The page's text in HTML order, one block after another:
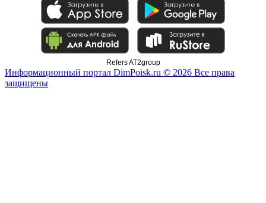
Refers AT2group
Информационный портал DimPoisk.ru © 2026 Все права
защищены